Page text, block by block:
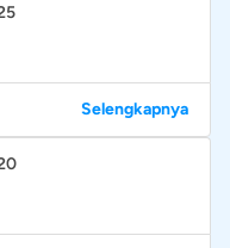
Selengkapnya